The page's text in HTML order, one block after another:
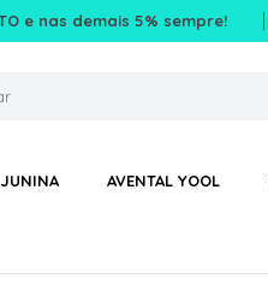
e nas demais 5% sempre!
JUNINA AVENTAL YOOL